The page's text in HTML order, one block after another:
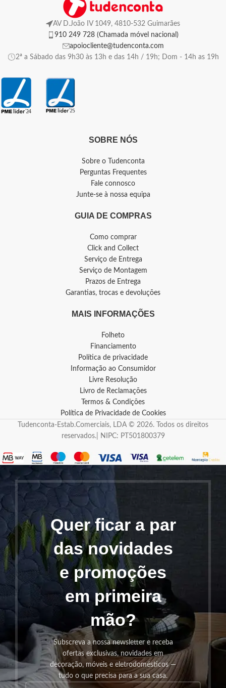
AV D.João IV 1049, 4810-532 Guimarães
910 249 728 (Chamada móvel nacional)
apoiocliente@tudenconta.com
2ª a Sábado das 9h30 às 13h e das 14h / 19h; Dom - 14h as 19h
SOBRE NÓS
Sobre o Tudenconta
Perguntas Frequentes
Fale connosco
Junte-se à nossa equipa
GUIA DE COMPRAS
Como comprar
Click and Collect
Serviço de Entrega
Serviço de Montagem
Prazos de Entrega
Garantias, trocas e devoluções
MAIS INFORMAÇÕES
Folheto
Financiamento
Política de privacidade
Informação ao Consumidor
Livre Resolução
Livro de Reclamações
Termos & Condições
Política de Privacidade de Cookies
Tudenconta-Estab.Comerciais, LDA © 2026. Todos os direitos
reservados.| NIPC: PT501800379
Quer ficar a par
das novidades
e promoções
em primeira
mão?
Subscreva a nossa newsletter e receba
ofertas exclusivas, novidades em
decoração, móveis e eletrodomésticos —
tudo o que precisa para a sua casa.